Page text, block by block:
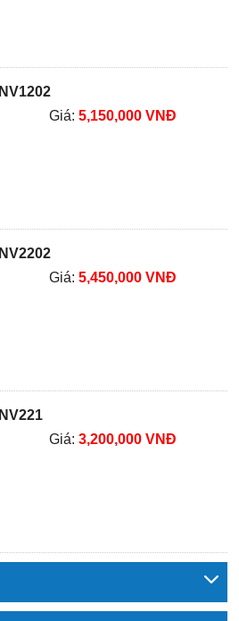
NV1202
Giá: 5,150,000 VNĐ
NV2202
Giá: 5,450,000 VNĐ
NV221
Giá: 3,200,000 VNĐ